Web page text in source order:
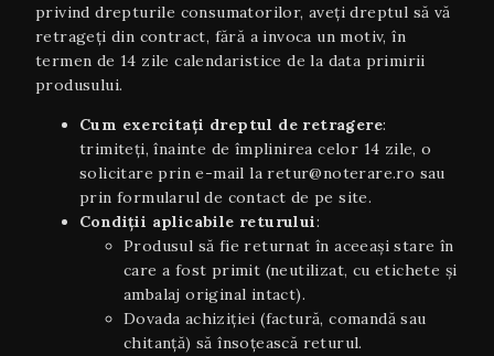
privind drepturile consumatorilor, aveți dreptul să vă
retrageți din contract, fără a invoca un motiv, în
termen de 14 zile calendaristice de la data primirii
produsului.
Cum exercitați dreptul de retragere:
trimiteți, înainte de împlinirea celor 14 zile, o
solicitare prin e-mail la retur@noterare.ro sau
prin formularul de contact de pe site.
Condiţii aplicabile returului:
Produsul să fie returnat în aceeaşi stare în
care a fost primit (neutilizat, cu etichete și
ambalaj original intact).
Dovada achiziției (factură, comandă sau
chitanță) să însoțească returul.